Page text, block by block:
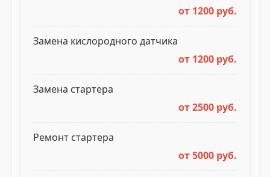
от 1200 руб.
Замена кислородного датчика
от 1200 руб.
Замена стартера
от 2500 руб.
Ремонт стартера
от 5000 руб.